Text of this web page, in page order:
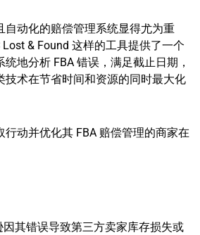
自动化的赔偿管理系统显得尤为重
Lost & Found 这样的工具提供了一个
地分析 FBA 错误，满足截止日期，
技术在节省时间和资源的同时最大化
动并优化其 FBA 赔偿管理的商家在
因其错误导致第三方卖家库存损失或